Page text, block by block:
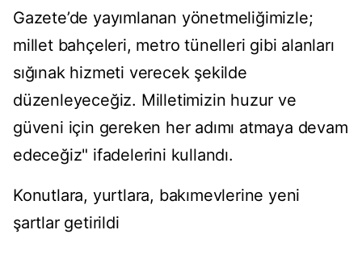
Gazete’de yayımlanan yönetmeliğimizle;
millet bahçeleri, metro tünelleri gibi alanları
sığınak hizmeti verecek şekilde
düzenleyeceğiz. Milletimizin huzur ve
güveni için gereken her adımı atmaya devam
edeceğiz" ifadelerini kullandı.
Konutlara, yurtlara, bakımevlerine yeni
şartlar getirildi